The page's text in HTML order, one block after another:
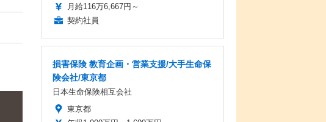
月給116万6,667円～
契約社員
損害保険 教育企画・営業支援/大手生命保
険会社/東京都
日本生命保険相互会社
東京都